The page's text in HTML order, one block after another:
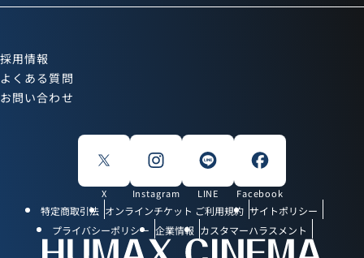
採用情報
よくある質問
お問い合わせ
X Instagram LINE Facebook
特定商取引法 オンラインチケット ご利用規約 サイトポリシー
プライバシーポリシー 企業情報 カスタマーハラスメント